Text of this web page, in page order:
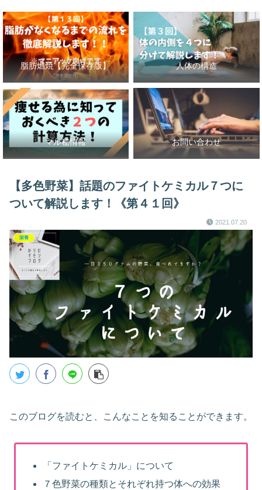
脂肪燃焼【完全保存版】 人体の構造
マル秘情報 お問い合わせ
【多色野菜】話題のファイトケミカル７つに
ついて解説します！《第４１回》
2021.07.20
栄養
このブログを読むと、こんなことを知ることができます。
「ファイトケミカル」について
７色野菜の種類とそれぞれ持つ体への効果